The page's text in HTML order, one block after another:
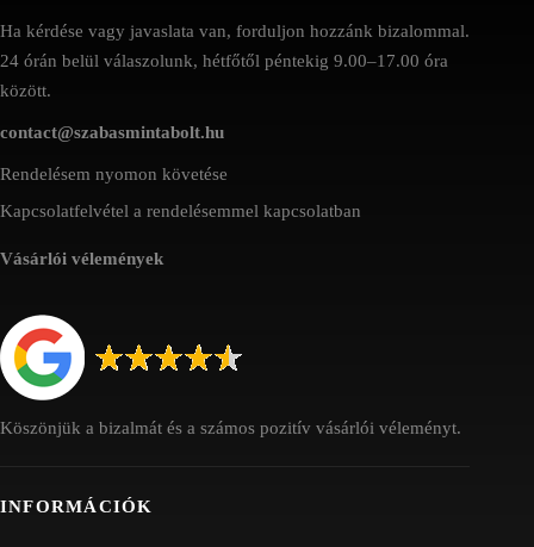
Ha kérdése vagy javaslata van, forduljon hozzánk bizalommal.
24 órán belül válaszolunk, hétfőtől péntekig 9.00–17.00 óra
között.
contact@szabasmintabolt.hu
Rendelésem nyomon követése
Kapcsolatfelvétel a rendelésemmel kapcsolatban
Vásárlói vélemények
Köszönjük a bizalmát és a számos pozitív vásárlói véleményt.
INFORMÁCIÓK